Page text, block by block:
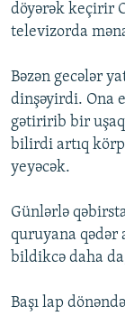
döyərək keçirir
televizorda
Bəzən gecələr
dinşəyirdi. Ona
gətiririb bir uşaq
bilirdi artıq
yeyəcək.
Günlərlə
quruyana qədər
bildikcə daha
Başı lap